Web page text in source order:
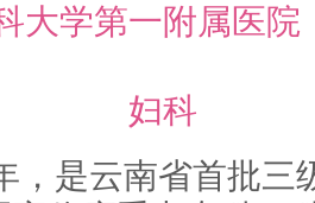
大学第一附属医院
妇科
，是云南省首批三